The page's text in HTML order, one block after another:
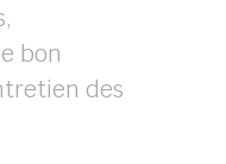
bon
des